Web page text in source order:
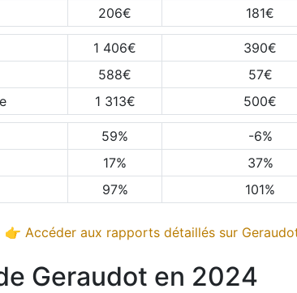
206€ 181€
1 406€ 390€
588€ 57€
1 313€ 500€
59% -6%
17% 37%
97% 101%
👉 Accéder aux rapports détaillés sur
Geraudot en 2024